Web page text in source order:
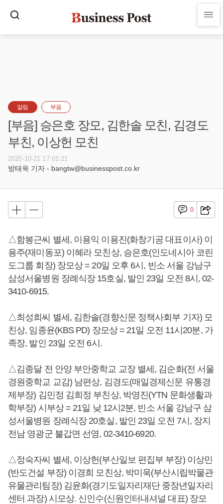
알림 부음
[부음] 승은호 장모, 김한솔 모친, 김경도
부친, 이상헌 모친
2020-10-21 17:01:21
방태욱 기자 - bangtw@businesspost.co.kr
0
△함봉근씨 별세, 이용익 이용진(화창기공 대표이사) 이
용주(재미동포) 이혜라 모친상, 승은호(인도네시아 코린
도그룹 회장) 장모상 = 20일 오후 6시, 빈소 서울 강남구
삼성서울병원 장례식장 15호실, 발인 23일 오전 8시, 02-
3410-6915.
△최성희씨 별세, 김한솔(경향신문 정책사회부 기자) 모
친상, 임종윤(KBS PD) 장모상 = 21일 오전 11시20분, 가
족장, 발인 23일 오전 6시.
△김종달 전 안양 부안중학교 교장 별세, 김순화(전 서울
경원중학교 교감) 남편상, 김경도(매일경제신문 유통경
제부장) 김민정 김희정 부친상, 박영진(YTN 문화생활과
학부장) 시부상 = 21일 낮 12시2분, 빈소 서울 강남구 삼
성서울병원 장례식장 20호실, 발인 23일 오전 7시, 장지
전남 영광군 불갑면 선영, 02-3410-6920.
△정숙자씨 별세, 이상헌(부산일보 편집부 부장) 이상민
(반도건설 부장) 이경희 모친상, 박미욱(부산시립박물관
유물관리팀장) 김윤화(경기도일자리재단 중장년일자리
센터 과장) 시모상. 신인수(신원인터내셔널 대표) 장모